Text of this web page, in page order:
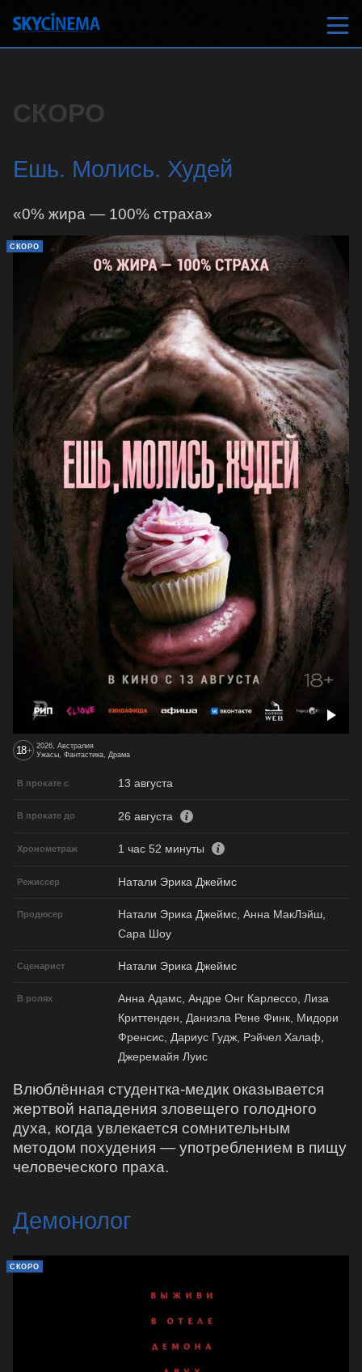
СКОРО
Ешь. Молись. Худей
«0% жира — 100% страха»
СКОРО
18+ 2026, Австралия
Ужасы, Фантастика, Драма
В прокате с 13 августа
В прокате до 26 августа
Хронометраж 1 час 52 минуты
Режиссер Натали Эрика Джеймс
Продюсер
Натали Эрика Джеймс, Анна МакЛэйш,
Сара Шоу
Сценарист Натали Эрика Джеймс
В ролях
Анна Адамс, Андре Онг Карлессо, Лиза
Криттенден, Даниэла Рене Финк, Мидори
Френсис, Дариус Гудж, Рэйчел Халаф,
Джеремайя Луис
Влюблённая студентка-медик оказывается
жертвой нападения зловещего голодного
духа, когда увлекается сомнительным
методом похудения — употреблением в пищу
человеческого праха.
Демонолог
СКОРО